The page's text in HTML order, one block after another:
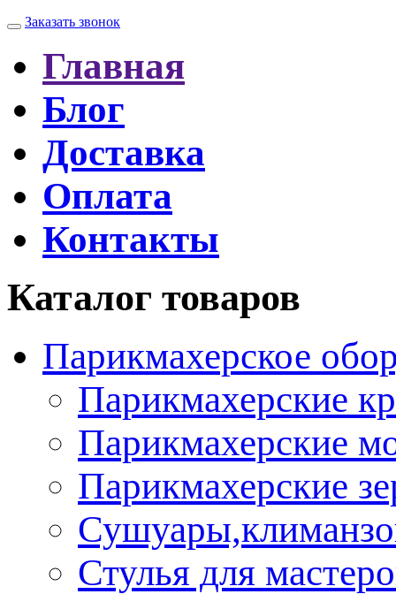
Заказать звонок
Главная
Блог
Доставка
Оплата
Контакты
Каталог товаров
Парикмахерское
Парикмахерские
Парикмахерские
Парикмахерские
Стулья для